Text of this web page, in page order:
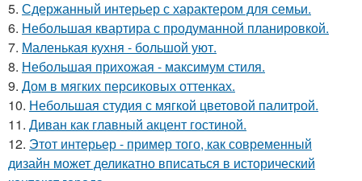
5. Сдержанный интерьер с характером для семьи.
6. Небольшая квартира с продуманной планировкой.
7. Маленькая кухня - большой уют.
8. Небольшая прихожая - максимум стиля.
9. Дом в мягких персиковых оттенках.
10. Небольшая студия с мягкой цветовой палитрой.
11. Диван как главный акцент гостиной.
12. Этот интерьер - пример того, как современный
дизайн может деликатно вписаться в исторический